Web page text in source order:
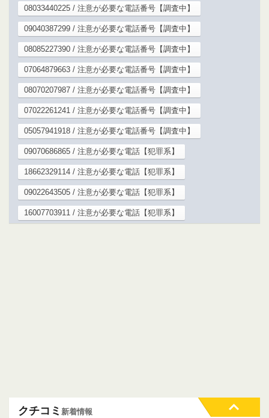
08033440225 / 注意が必要な電話番号【調査中】
09040387299 / 注意が必要な電話番号【調査中】
08085227390 / 注意が必要な電話番号【調査中】
07064879663 / 注意が必要な電話番号【調査中】
08070207987 / 注意が必要な電話番号【調査中】
07022261241 / 注意が必要な電話番号【調査中】
05057941918 / 注意が必要な電話番号【調査中】
09070686865 / 注意が必要な電話【犯罪系】
18662329114 / 注意が必要な電話【犯罪系】
09022643505 / 注意が必要な電話【犯罪系】
16007703911 / 注意が必要な電話【犯罪系】
クチコミ 新着情報